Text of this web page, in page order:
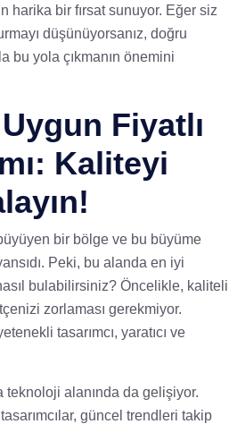
harika bir fırsat sunuyor. Eğer siz
düşünüyorsanız, doğru
bu yola çıkmanın önemini
Fiyatlı
Kaliteyi
bir bölge ve bu büyüme
Peki, bu alanda en iyi
bulabilirsiniz? Öncelikle, kaliteli
zorlaması gerekmiyor.
tasarımcı, yaratıcı ve
teknoloji alanında da gelişiyor.
güncel trendleri takip